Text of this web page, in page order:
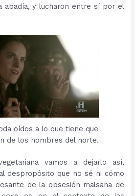
abadía, y lucharon entre sí por el
oídos a lo que tiene que
de los hombres del norte.
vamos a dejarlo así,
despropósito que no sé ni cómo
de la obsesión malsana de